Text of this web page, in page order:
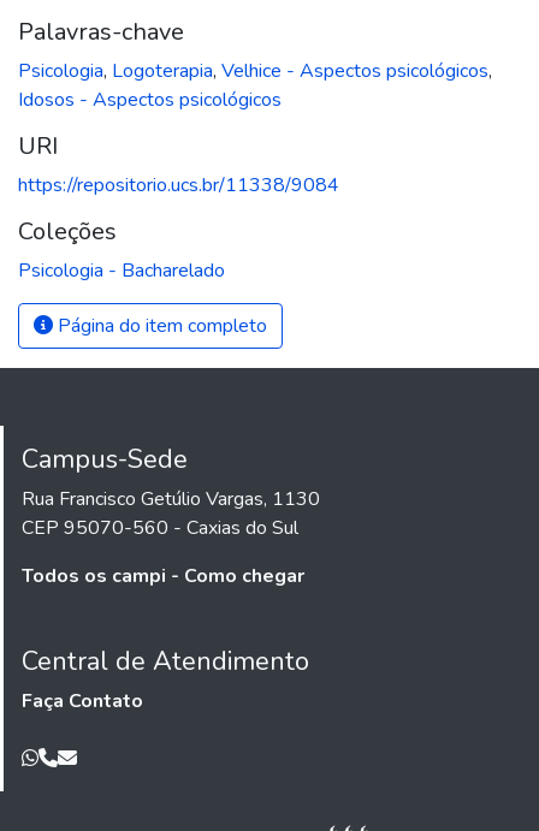
Palavras-chave
Psicologia, Logoterapia, Velhice - Aspectos psicológicos,
Idosos - Aspectos psicológicos
URI
https://repositorio.ucs.br/11338/9084
Coleções
Psicologia - Bacharelado
Página do item completo
Campus-Sede
Rua Francisco Getúlio Vargas, 1130
CEP 95070-560 - Caxias do Sul
Todos os campi - Como chegar
Central de Atendimento
Faça Contato